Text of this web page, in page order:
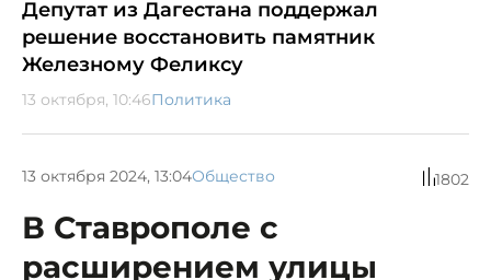
Депутат из Дагестана поддержал
решение восстановить памятник
Железному Феликсу
13 октября, 10:46Политика
13 октября 2024, 13:04Общество 1802
В Ставрополе с
расширением улицы